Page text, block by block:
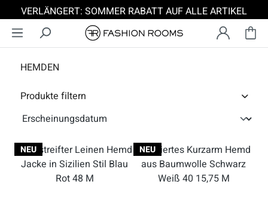
Zum Hauptinhalt springen
VERLÄNGERT: SOMMER RABATT AUF ALLE ARTIKEL
HEMDEN
Produkte filtern
NEU NEU